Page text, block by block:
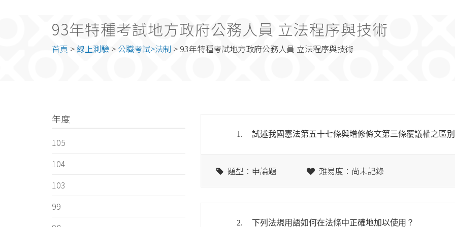
93年特種考試地方政府公務人員 立法程序與技術
首頁 >線上測驗 >公職考試>法制 > 93年特種考試地方政府公務人員 立法程序與技術
年度
105
104
103
99
1. 試述我國憲法第五十七條與增修條文第三條覆議權之區
題型：申論題 難易度：尚未記錄
2. 下列法規用語如何在法條中正確地加以使用？